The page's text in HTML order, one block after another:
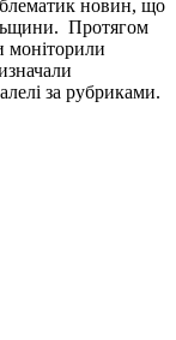
новин, що
Протягом
моніторили
за рубриками.